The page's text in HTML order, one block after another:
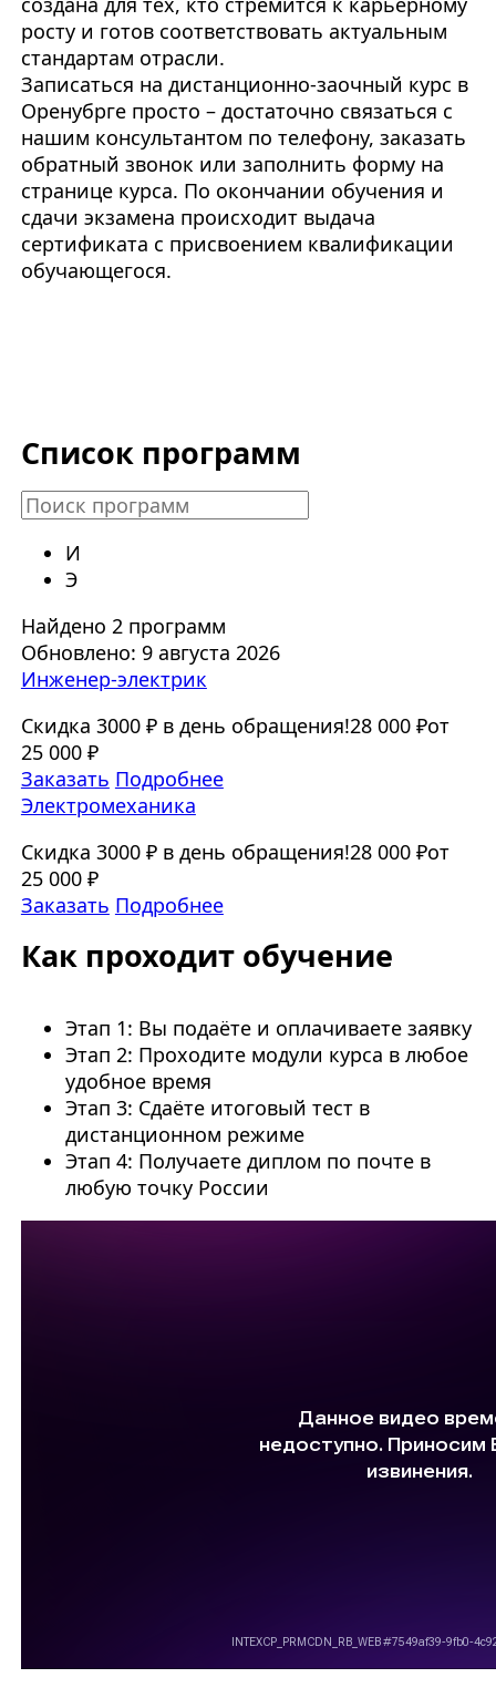
росту и готов соответствовать актуальным
стандартам отрасли.
Записаться на дистанционно-заочный курс в
Оренубрге просто – достаточно связаться с
нашим консультантом по телефону, заказать
обратный звонок или заполнить форму на
странице курса. По окончании обучения и
сдачи экзамена происходит выдача
сертификата с присвоением квалификации
обучающегося.
Список программ
И
Э
Найдено 2 программ
Обновлено: 9 августа 2026
Инженер-электрик
Скидка 3000 ₽ в день обращения!28 000 ₽от
25 000 ₽
Заказать Подробнее
Электромеханика
Скидка 3000 ₽ в день обращения!28 000 ₽от
25 000 ₽
Заказать Подробнее
Как проходит обучение
Этап 1: Вы подаёте и оплачиваете заявку
Этап 2: Проходите модули курса в любое
удобное время
Этап 3: Сдаёте итоговый тест в
дистанционном режиме
Этап 4: Получаете диплом по почте в
любую точку России